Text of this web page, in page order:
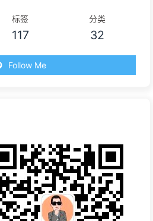
标签
117
分类
32
Follow Me